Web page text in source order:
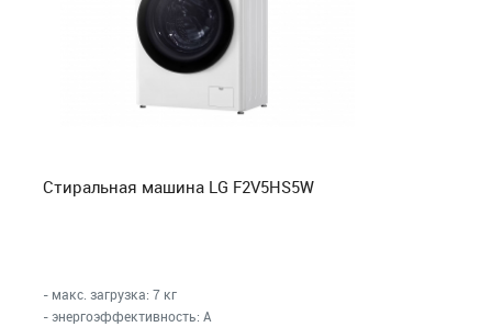
Стиральная машина LG F2V5HS5W
- макс. загрузка: 7 кг
- энергоэффективность: A